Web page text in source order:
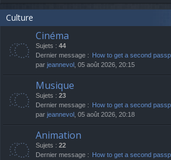
Culture
Cinéma
Sujets : 44
Dernier message : How to get a second
par jeannevol , 05 août 2026, 20:15
Musique
Sujets : 23
Dernier message : How to get a second
par jeannevol , 05 août 2026, 20:18
Animation
Sujets : 22
Dernier message : How to get a second